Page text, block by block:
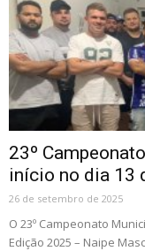
23º
início no dia 13
26 de setembro de 2025
O 23º Campeonato
Edição 2025 – Naipe